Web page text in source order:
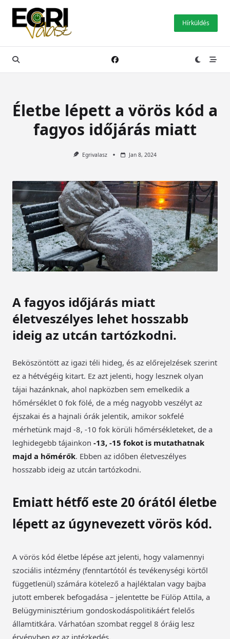
Skip
content
Hírküldés
Életbe lépett a vörös kód a
fagyos időjárás miatt
Egrivalasz Jan 8, 2024
A fagyos időjárás miatt
életveszélyes lehet hosszabb
ideig az utcán tartózkodni.
Beköszöntött az igazi téli hideg, és az előrejelzések szerint
ez a hétvégéig kitart. Ez azt jelenti, hogy lesznek olyan
tájai hazánknak, ahol napközben sem emelkedik a
hőmérséklet 0 fok fölé, de a még nagyobb veszélyt az
éjszakai és a hajnali órák jelentik, amikor sokfelé
mérhetünk majd -8, -10 fok körüli hőmérsékleteket, de a
leghidegebb tájainkon -13, -15 fokot is mutathatnak
majd a hőmérők. Ebben az időben életveszélyes
hosszabb ideig az utcán tartózkodni.
Emiatt hétfő este 20 órától életbe
lépett az úgynevezett vörös kód.
A vörös kód életbe lépése azt jelenti, hogy valamennyi
szociális intézmény (fenntartótól és tevékenységi körtől
függetlenül) számára kötelező a hajléktalan vagy bajba
jutott emberek befogadása – jelentette be Fülöp Attila, a
Belügyminisztérium gondoskodáspolitikáért felelős
államtitkára. Várhatóan szombat reggel 8 óráig lesz